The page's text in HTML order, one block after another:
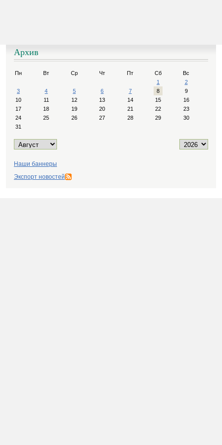
Архив
Пн Вт Ср Чт Пт Сб
Вс
1
2
3
4 5 6 7 8
9
10
11 12 13 14 15
16
17
18 19 20 21 22
23
24
25 26 27 28 29
30
31
Наши баннеры
Экспорт новостей